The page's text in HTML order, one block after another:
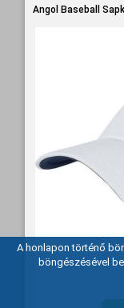
Angol Baseball
A honlapon történő
böngészésével